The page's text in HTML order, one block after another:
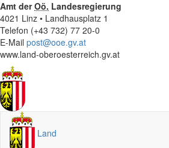
Amt derOö. Landesregierung
4021 Linz • Landhausplatz 1
Telefon (+43 732) 77 20-0
E-Mail post@ooe.gv.at
www.land-oberoesterreich.gv.at
Land